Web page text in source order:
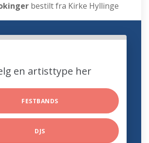
bestilt fra Kirke Hyllinge
en artisttype her
FESTBANDS
DJS